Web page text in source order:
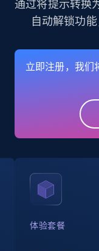
Instagram -
business
verified, and
Crunchbase
Name, URL, ID,
通过将提示转换
自动解锁功
立即注册，我们
体验套餐